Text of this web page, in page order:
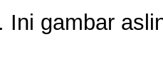
Ini gambar